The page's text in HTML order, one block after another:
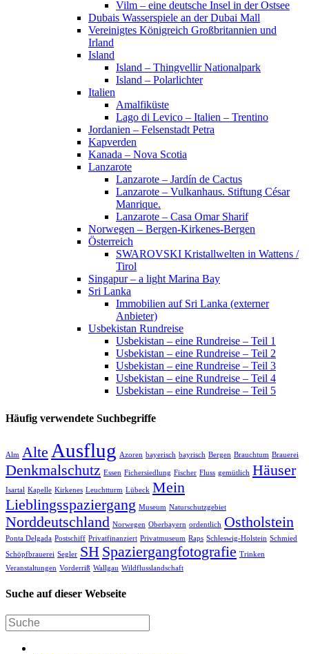
Vilm – eine deutsche Insel in der Ostsee
Dubais Wasserspiele an der Dubai Mall
Vereinigtes Königreich Großbritannien und
Irland
Island
Island – Thingvellir Nationalpark
Island – Polarlichter
Italien
Amalfiküste
Lago di Levico – Italien – Trentino
Jordanien – Felsenstadt Petra
Kapverden
Kanada – Nova Scotia
Lanzarote
Lanzarote – Jardín de Cactus
Lanzarote – Vulkanhaus. Stiftung César
Manrique.
Lanzarote – Casa Omar Sharif
Norwegen – Bergen-Kirkenes-Bergen
Österreich
SWAROVSKI Kristallwelten in Wattens /
Tirol
Singapur – a light Marina Bay
Sri Lanka
Immobilien auf Sri Lanka (externer
Anbieter)
Usbekistan Rundreise
Usbekistan – eine Rundreise – Teil 1
Usbekistan – eine Rundreise – Teil 2
Usbekistan – eine Rundreise – Teil 3
Usbekistan – eine Rundreise – Teil 4
Usbekistan – eine Rundreise – Teil 5
Häufig verwendete Suchbegriffe
Alm Alte Ausflug Azoren bayerisch bayrisch Bergen Brauchtum Brauerei
Denkmalschutz Essen Fichersiedlung Fischer Fluss gemütlich Häuser
Isartal Kapelle Kirkenes Leuchtturm Lübeck Mein
Lieblingsspaziergang Museum Naturschutzgebiet
Norddeutschland Norwegen Oberbayern ordentlich Ostholstein
Ponta Delgada Postschiff Privatfinanziert Privatmuseum Raps Schleswig-Holstein Schmied
Schöpfbrauerei Segler SH Spaziergangfotografie Trinken
Veranstaltungen Vorderriß Wallgau Wildflusslandschaft
Suche auf dieser Webseite